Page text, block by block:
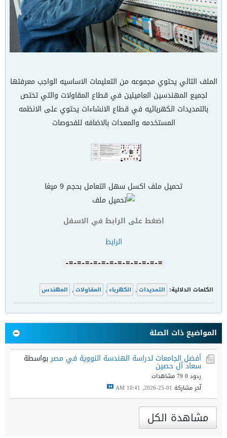
الملف التالي يحتوي مجموعه من التعليمات الاساسيه الواجب معرفتها
لجميع المهندسين العاميلين في قطاع المقاولات والتي تختص
بالتمديدات الكهربائيه في قطاع الانشاءات يحتوي على الانظمه
المستخدمه والمعدات بالاضافه للفحوصات
تحميل ملف اكسل سهل التعامل بحجم 9 ميغا
اضغط على الرابط في الاسفل
الرابط
=-=-=-=-=-=-=-=-=-=-=-=-
الكلمات الدلالية: التمديدات , الكهرباء , المقاولات , المهندس
المواضيع ذات الصلة
أفضل الجامعات لدراسة الهندسة النووية في مصر بواسطة
سعاد آل حصين
ردود 0
79 مشاهدات
آخر مشاركة 01-25-2026, 10:41 AM
مشاهدة الكل